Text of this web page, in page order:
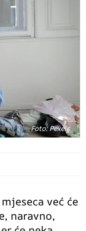
Foto: Pexels
već će
naravno,